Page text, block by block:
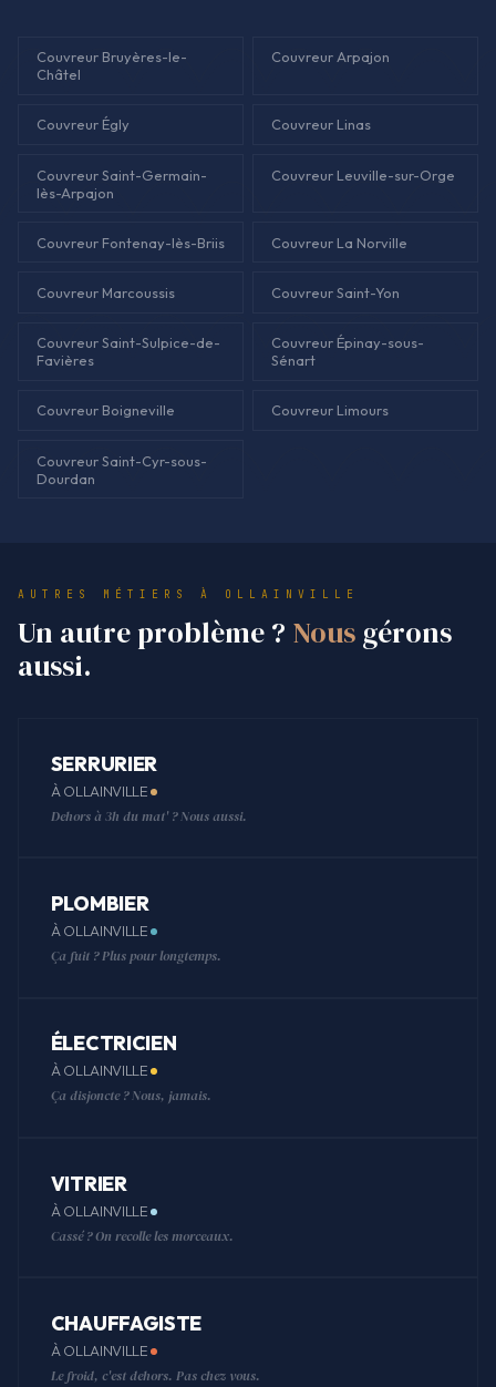
Couvreur Bruyères-le-
Châtel
Couvreur Arpajon
Couvreur Égly Couvreur Linas
Couvreur Saint-Germain-
lès-Arpajon
Couvreur Leuville-sur-Orge
Couvreur Fontenay-lès-Briis Couvreur La Norville
Couvreur Marcoussis Couvreur Saint-Yon
Couvreur Saint-Sulpice-de-
Favières
Couvreur Épinay-sous-
Sénart
Couvreur Boigneville Couvreur Limours
Couvreur Saint-Cyr-sous-
Dourdan
AUTRES MÉTIERS À OLLAINVILLE
Un autre problème ? Nous gérons
aussi.
SERRURIER
À OLLAINVILLE
Dehors à 3h du mat' ? Nous aussi.
PLOMBIER
À OLLAINVILLE
Ça fuit ? Plus pour longtemps.
ÉLECTRICIEN
À OLLAINVILLE
Ça disjoncte ? Nous, jamais.
VITRIER
À OLLAINVILLE
Cassé ? On recolle les morceaux.
CHAUFFAGISTE
À OLLAINVILLE
Le froid, c'est dehors. Pas chez vous.